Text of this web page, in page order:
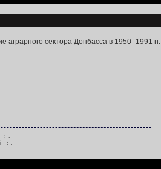
сектора Донбасса в 1950- 1991 гг.
:.
:.